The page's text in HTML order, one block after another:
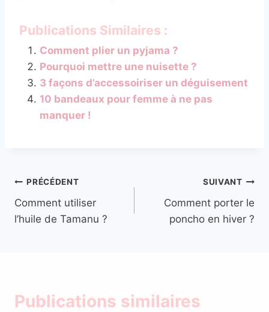
Publications Similaires :
Comment plier un pyjama ?
Pourquoi mettre une nuisette ?
3 façons d’accessoiriser un déguisement
10 bandeaux pour femme à ne pas
manquer !
Navigation
de
PRÉCÉDENT
Comment utiliser
l’huile de Tamanu ?
SUIVANT
Comment porter le
poncho en hiver ?
Publications similaires